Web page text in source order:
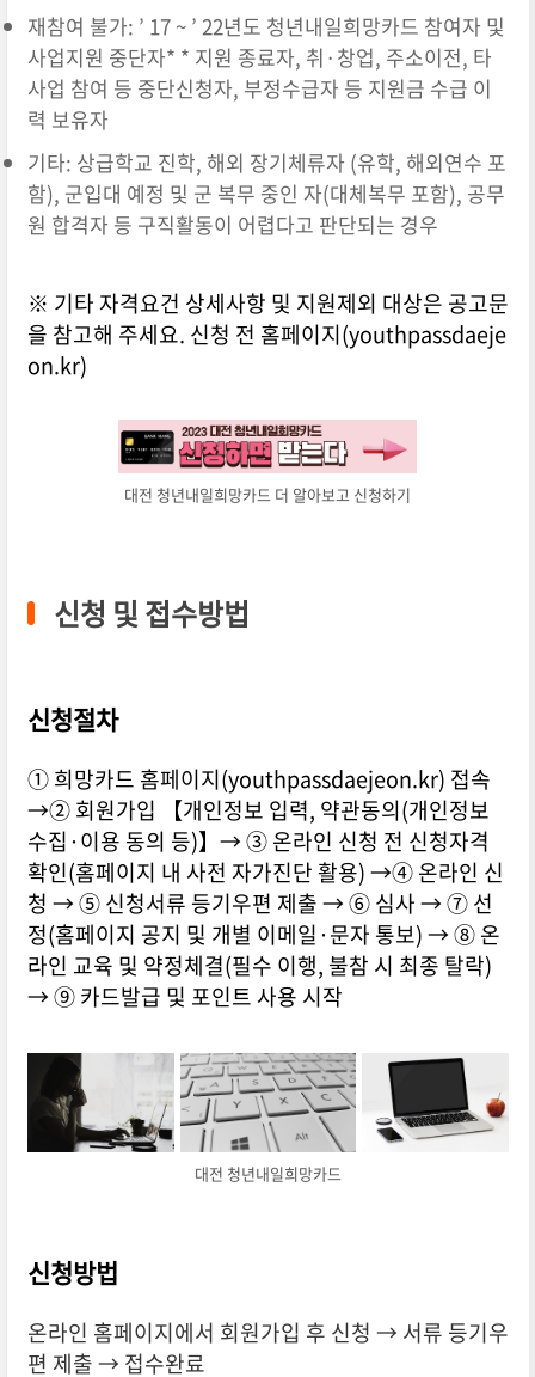
재참여 불가: ’ 17 ~ ’ 22년도 청년내일희망카드 참여자 및
사업지원 중단자* * 지원 종료자, 취·창업, 주소이전, 타
사업 참여 등 중단신청자, 부정수급자 등 지원금 수급 이
력 보유자
기타: 상급학교 진학, 해외 장기체류자 (유학, 해외연수 포
함), 군입대 예정 및 군 복무 중인 자(대체복무 포함), 공무
원 합격자 등 구직활동이 어렵다고 판단되는 경우
※ 기타 자격요건 상세사항 및 지원제외 대상은 공고문
을 참고해 주세요. 신청 전 홈페이지(youthpassdaeje
on.kr)
대전 청년내일희망카드 더 알아보고 신청하기
신청 및 접수방법
신청절차
① 희망카드 홈페이지(youthpassdaejeon.kr) 접속
→② 회원가입 【개인정보 입력, 약관동의(개인정보
수집·이용 동의 등)】→ ③ 온라인 신청 전 신청자격
확인(홈페이지 내 사전 자가진단 활용) →④ 온라인 신
청 → ⑤ 신청서류 등기우편 제출 → ⑥ 심사 → ⑦ 선
정(홈페이지 공지 및 개별 이메일·문자 통보) → ⑧ 온
라인 교육 및 약정체결(필수 이행, 불참 시 최종 탈락)
→ ⑨ 카드발급 및 포인트 사용 시작
대전 청년내일희망카드
신청방법
온라인 홈페이지에서 회원가입 후 신청 → 서류 등기우
편 제출 → 접수완료